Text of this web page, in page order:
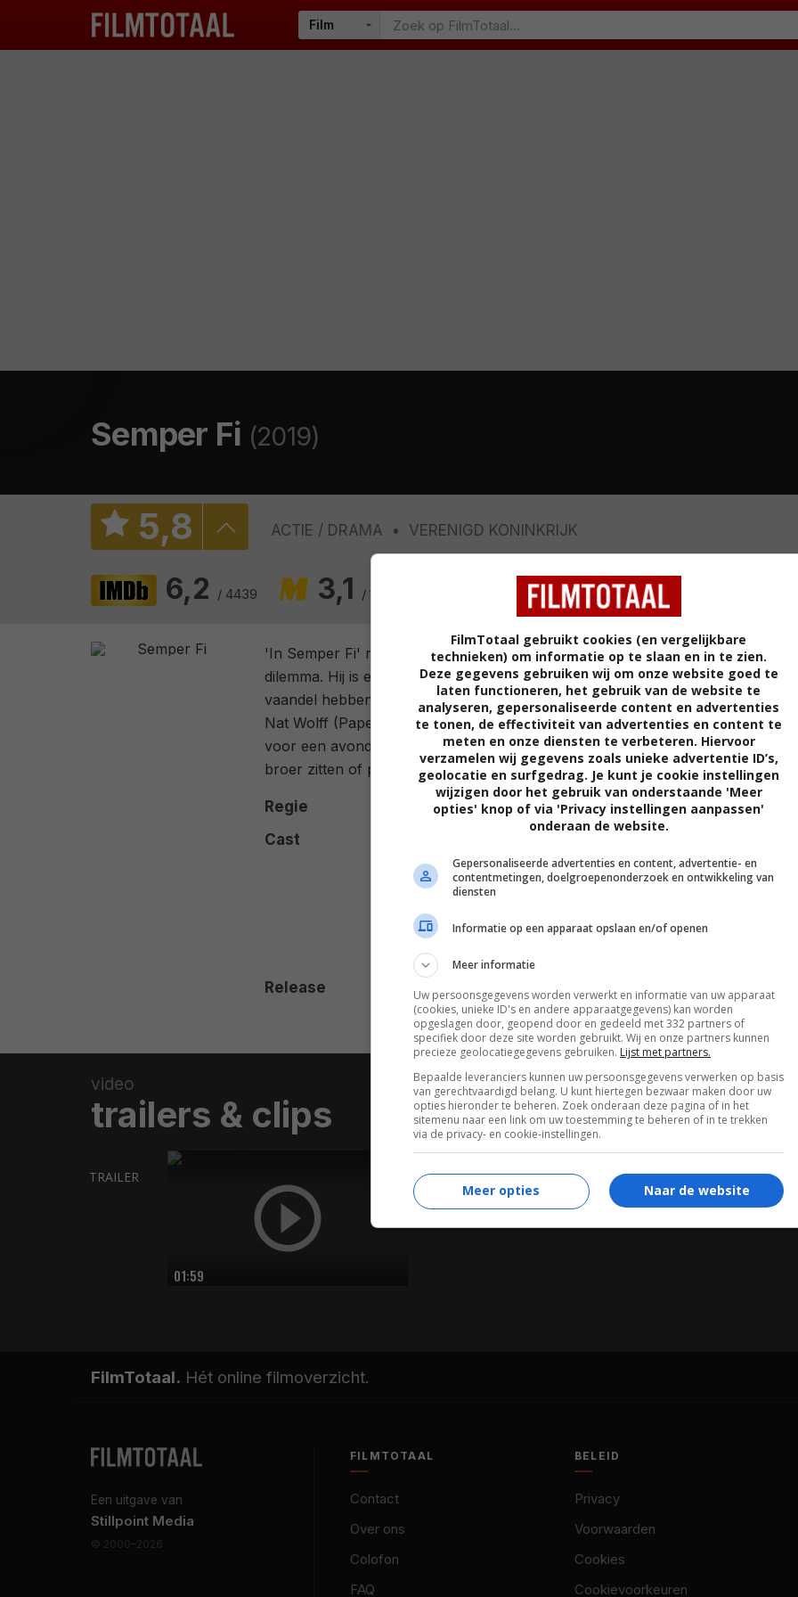
Semper Fi (2019)
5,8 ACTIE DRAMA VERENIGD KONINKRIJK
6,2 / 4439 3,1 / 105
'In Semper Fi' raakt Courtney Callahan verwikkeld in een ethisch
dilemma. Hij is een lid van de Marine Corps Reserves, die eer hoog in het
vaandel hebben staan. Zijn halfbroer Oyster, gespeeld door een woeste
Nat Wolff (Paper Towns), krijgt een oneerlijke 25 jaar gevangenisstraf
voor een avondje knokken. Callahan staat voor de keuze. Laat hij zijn
broer zitten of probeert hij hem weg te halen uit de gevangenis?
Regie Henry Alex Rubin.
Cast
Meester,Finn Wittrock,Ashton Leigh,Nat
Wolff,Jai Courtney,Beau Knapp,Rob
Castro,Rachel Hendrix,Sylvia Grace Crim
Mustafa Elzein
Release
video
trailers & clips
01:59
TRAILER
FilmTotaal. Hét online filmoverzicht.
Een uitgave van
Stillpoint Media
© 2000–2026
FILMTOTAAL
Contact
Over ons
Colofon
FAQ
BELEID
Privacy
Voorwaarden
Cookies
Cookievoorkeuren
FilmTotaal gebruikt cookies (en vergelijkbare
technieken) om informatie op te slaan en in te zien.
Deze gegevens gebruiken wij om onze website goed te
laten functioneren, het gebruik van de website te
analyseren, gepersonaliseerde content en advertenties
te tonen, de effectiviteit van advertenties en content te
meten en onze diensten te verbeteren. Hiervoor
verzamelen wij gegevens zoals unieke advertentie ID’s,
geolocatie en surfgedrag. Je kunt je cookie instellingen
wijzigen door het gebruik van onderstaande 'Meer
opties' knop of via 'Privacy instellingen aanpassen'
onderaan de website.
Gepersonaliseerde advertenties en content, advertentie- en
contentmetingen, doelgroepenonderzoek en ontwikkeling van
diensten
Informatie op een apparaat opslaan en/of openen
Meer informatie
Uw persoonsgegevens worden verwerkt en informatie van uw apparaat
(cookies, unieke ID's en andere apparaatgegevens) kan worden
opgeslagen door, geopend door en gedeeld met 332 partners of
specifiek door deze site worden gebruikt. Wij en onze partners kunnen
precieze geolocatiegegevens gebruiken. Lijst met partners.
Bepaalde leveranciers kunnen uw persoonsgegevens verwerken op basis
van gerechtvaardigd belang. U kunt hiertegen bezwaar maken door uw
opties hieronder te beheren. Zoek onderaan deze pagina of in het
sitemenu naar een link om uw toestemming te beheren of in te trekken
via de privacy- en cookie-instellingen.
Naar de website
Meer opties